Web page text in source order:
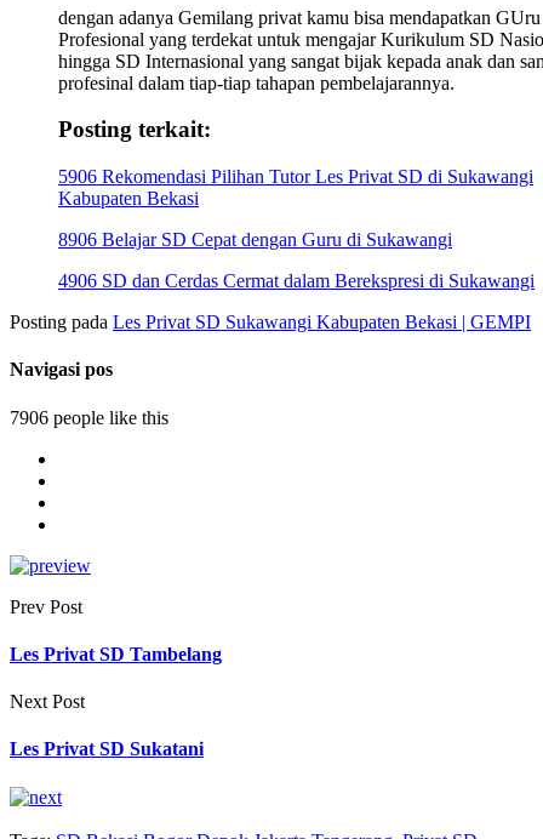
dengan adanya Gemilang privat kamu bisa mendapatkan GUru
Profesional yang terdekat untuk mengajar Kurikulum SD
hingga SD Internasional yang sangat bijak kepada anak dan
profesinal dalam tiap-tiap tahapan pembelajarannya.
Posting terkait:
5906 Rekomendasi Pilihan Tutor Les Privat SD di Sukawangi
Kabupaten Bekasi
8906 Belajar SD Cepat dengan Guru di Sukawangi
4906 SD dan Cerdas Cermat dalam Berekspresi di Sukawangi
Posting pada Les Privat SD Sukawangi Kabupaten Bekasi | GEMPI
Navigasi pos
7906 people like this
Prev Post
Les Privat SD Tambelang
Next Post
Les Privat SD Sukatani